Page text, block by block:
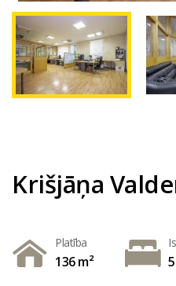
Krišjāņa
Platība
136 m² 5